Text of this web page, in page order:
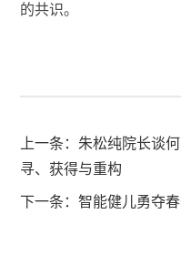
的共识。
上一条： 朱松纯院长谈
寻、获得与重构
下一条：智能健儿勇夺